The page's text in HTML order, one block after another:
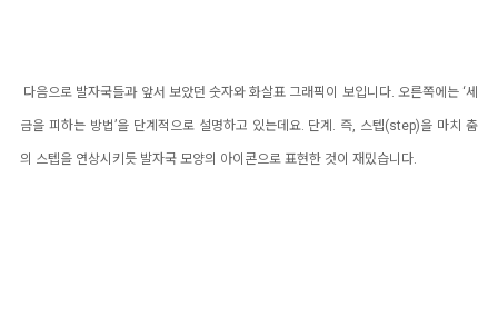
다음으로 발자국들과 앞서 보았던 숫자와 화살표 그래픽이 보입니다. 오른쪽에는 ‘세
금을 피하는 방법’을 단계적으로 설명하고 있는데요. 단계. 즉, 스텝(step)을 마치 춤
의 스텝을 연상시키듯 발자국 모양의 아이콘으로 표현한 것이 재밌습니다.